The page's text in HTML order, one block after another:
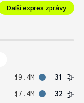
Další expres zprávy
$9.4M
31
$7.4M 32